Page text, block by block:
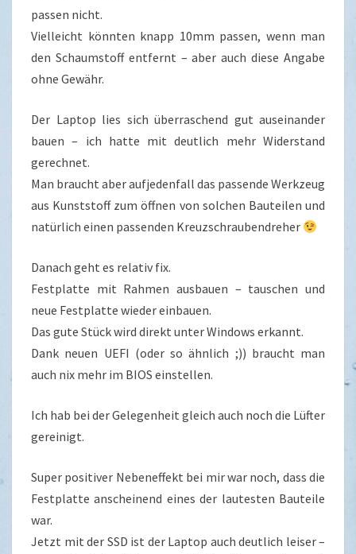
passen nicht.
Vielleicht könnten knapp 10mm passen, wenn man
den Schaumstoff entfernt – aber auch diese Angabe
ohne Gewähr.
Der Laptop lies sich überraschend gut auseinander
bauen – ich hatte mit deutlich mehr Widerstand
gerechnet.
Man braucht aber aufjedenfall das passende Werkzeug
aus Kunststoff zum öffnen von solchen Bauteilen und
natürlich einen passenden Kreuzschraubendreher
Danach geht es relativ fix.
Festplatte mit Rahmen ausbauen – tauschen und
neue Festplatte wieder einbauen.
Das gute Stück wird direkt unter Windows erkannt.
Dank neuen UEFI (oder so ähnlich ;)) braucht man
auch nix mehr im BIOS einstellen.
Ich hab bei der Gelegenheit gleich auch noch die Lüfter
gereinigt.
Super positiver Nebeneffekt bei mir war noch, dass die
Festplatte anscheinend eines der lautesten Bauteile
war.
Jetzt mit der SSD ist der Laptop auch deutlich leiser –